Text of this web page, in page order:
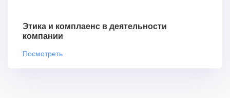
Этика и комплаенс в деятельности
компании
Посмотреть